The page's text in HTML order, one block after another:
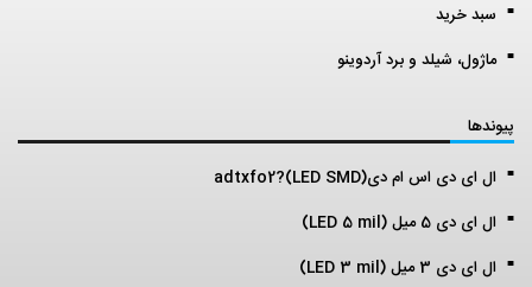
سبد خرید
ماژول، شیلد و برد آردوینو
پیوندها
ال ای دی اس ام دی(LED SMD)?adtxfo2
ال ای دی 5 میل (LED 5 mil)
ال ای دی 3 میل (LED 3 mil)